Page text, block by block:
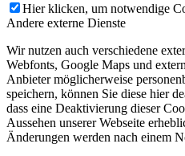
Hier klicken, um notwendige
Andere externe Dienste
Wir nutzen auch verschiedene
Webfonts, Google Maps und
Anbieter möglicherweise
speichern, können Sie diese hier
dass eine Deaktivierung dieser
Aussehen unserer Webseite
Änderungen werden nach einem